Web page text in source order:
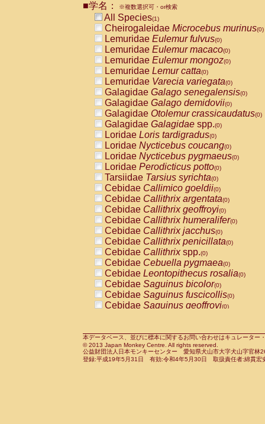
CebidaeCebus nigrivittatus
CebidaeCebus
CebidaeSaimiri boliviensis(0)
CebidaeSaimiri sciureus(0)
AtelidaeAlouatta caraya(0)
AtelidaeAlouatta fusca(0)
AtelidaeAlouatta seniculus
AtelidaeAlouattaspp.(0)
AtelidaeAteles belzebuth(0)
AtelidaeAteles geoffroyi(0)
AtelidaeAteles paniscus(0)
AtelidaeAtelesspp.(0)
Atelidae Lagothrix lagothricha
AtelidaeLagothrix lagothricha cana
PitheciidaeCacajao calvus
PitheciidaeCallicebus cupreus
PitheciidaeCallicebus donacophilus
PitheciidaeCallicebus moloch
PitheciidaeCallicebus torquatus
PitheciidaeCallicebusspp.(0)
PitheciidaeChiropotes satanas(0)
PitheciidaePithecia monachus
PitheciidaePithecia pithecia(0)
CercopithecidaeCercocebus agilis
CercopithecidaeCercocebus
CercopithecidaeCercocebus
CercopithecidaeCercocebus
CercopithecidaeCercocebus
CercopithecidaeCercocebushybrid
CercopithecidaePapio anubis(0)
CercopithecidaePapio cynocephalus
CercopithecidaePapio hamadryas(0)
■学名： ※複数選択可・or検索
All Species(1)
Cheirogaleidae Microcebus murinus(0)
Lemuridae Eulemur fulvus(0)
Lemuridae Eulemur macaco(0)
Lemuridae Eulemur mongoz(0)
Lemuridae Lemur catta(0)
Lemuridae Varecia variegata(0)
Galagidae Galago senegalensis(0)
Galagidae Galago demidovii(0)
Galagidae Otolemur crassicaudatus(0)
Galagidae Galagidae spp.(0)
Loridae Loris tardigradus(0)
Loridae Nycticebus coucang(0)
Loridae Nycticebus pygmaeus(0)
Loridae Perodicticus potto(0)
Tarsiidae Tarsius syrichta(0)
Cebidae Callimico goeldii(0)
Cebidae Callithrix argentata(0)
Cebidae Callithrix geoffroyi(0)
Cebidae Callithrix humeralifer(0)
Cebidae Callithrix jacchus(0)
Cebidae Callithrix penicillata(0)
Cebidae Callithrixspp.(0)
Cebidae Cebuella pygmaea(0)
Cebidae Leontopithecus rosalia(0)
Cebidae Saguinus bicolor(0)
Cebidae Saguinus fuscicollis(0)
Cebidae Saguinus geoffroyi(0)
CebidaeSaguinus leucopus(0)
CebidaeSaguinus midas(0)
Cebidae Saguinus mystax(0)
本データベース、並びに標本に関するお問い合わせはキュレータ
© 2013 Japan Monkey Centre. All rights reserved.
公益財団法人日本モンキーセンター 愛知県犬山市大字犬山字官
登録:平成19年5月31日 有効:令和4年5月30日 取扱責任者:綿貫宏